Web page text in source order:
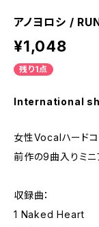
アノヨロシ /
¥1,048
残り1点
International
女性Vocalハードコ
前作の9曲入りミニ
収録曲：
1 Naked Heart